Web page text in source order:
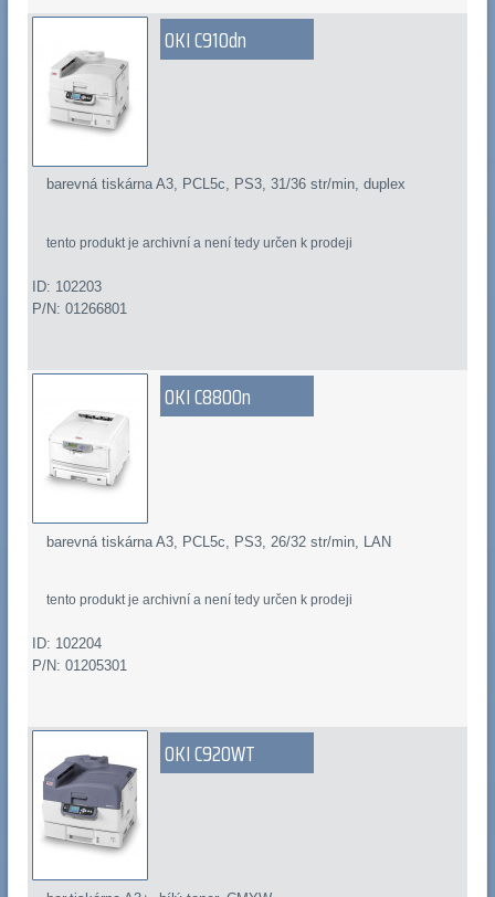
OKI C910dn
barevná tiskárna A3, PCL5c, PS3, 31/36 str/min, duplex
tento produkt je archivní a není tedy určen k prodeji
ID: 102203
P/N: 01266801
OKI C8800n
barevná tiskárna A3, PCL5c, PS3, 26/32 str/min, LAN
tento produkt je archivní a není tedy určen k prodeji
ID: 102204
P/N: 01205301
OKI C920WT